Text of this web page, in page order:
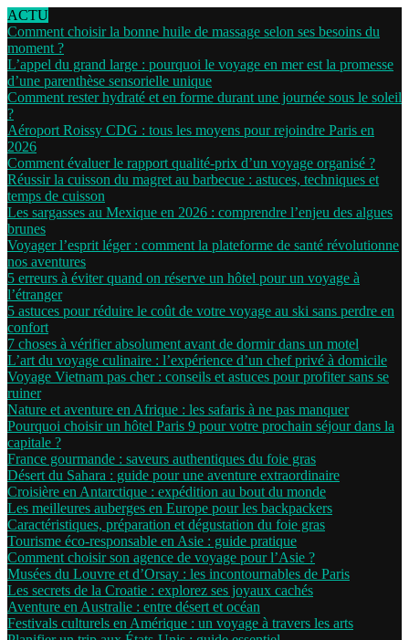
ACTU
Comment choisir la bonne huile de massage selon ses besoins du
moment ?
L’appel du grand large : pourquoi le voyage en mer est la promesse
d’une parenthèse sensorielle unique
Comment rester hydraté et en forme durant une journée sous le soleil
?
Aéroport Roissy CDG : tous les moyens pour rejoindre Paris en
2026
Comment évaluer le rapport qualité-prix d’un voyage organisé ?
Réussir la cuisson du magret au barbecue : astuces, techniques et
temps de cuisson
Les sargasses au Mexique en 2026 : comprendre l’enjeu des algues
brunes
Voyager l’esprit léger : comment la plateforme de santé révolutionne
nos aventures
5 erreurs à éviter quand on réserve un hôtel pour un voyage à
l’étranger
5 astuces pour réduire le coût de votre voyage au ski sans perdre en
confort
7 choses à vérifier absolument avant de dormir dans un motel
L’art du voyage culinaire : l’expérience d’un chef privé à domicile
Voyage Vietnam pas cher : conseils et astuces pour profiter sans se
ruiner
Nature et aventure en Afrique : les safaris à ne pas manquer
Pourquoi choisir un hôtel Paris 9 pour votre prochain séjour dans la
capitale ?
France gourmande : saveurs authentiques du foie gras
Désert du Sahara : guide pour une aventure extraordinaire
Croisière en Antarctique : expédition au bout du monde
Les meilleures auberges en Europe pour les backpackers
Caractéristiques, préparation et dégustation du foie gras
Tourisme éco-responsable en Asie : guide pratique
Comment choisir son agence de voyage pour l’Asie ?
Musées du Louvre et d’Orsay : les incontournables de Paris
Les secrets de la Croatie : explorez ses joyaux cachés
Aventure en Australie : entre désert et océan
Festivals culturels en Amérique : un voyage à travers les arts